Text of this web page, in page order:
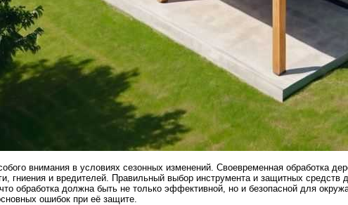
внимания в условиях сезонных изменений. Своевременная обработка
гниения и вредителей. Правильный выбор инструмента и защитных
обработка должна быть не только эффективной, но и безопасной для
ошибок при её защите.